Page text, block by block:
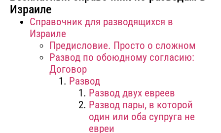
Израиле
Справочник для разводящихся в
Израиле
Предисловие. Просто о сложном
Развод по обоюдному согласию:
Договор
Развод
Развод двух евреев
Развод пары, в которой
один или оба супруга не
евреи